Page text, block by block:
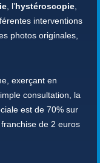
, l’hystéroscopie
interventions
photos originales,
exerçant en
consultation, la
est de 70% sur
de 2 euros